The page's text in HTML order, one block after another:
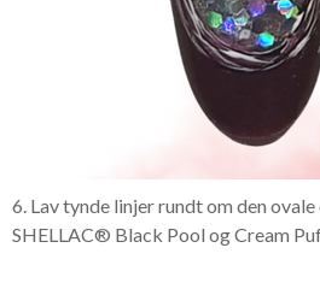
6. Lav tynde linjer rundt om den
SHELLAC® Black Pool og Cream